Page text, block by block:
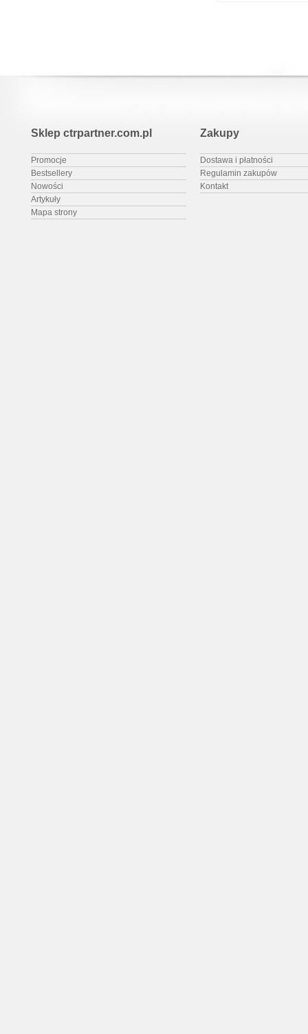
Sklep ctrpartner.com.pl
Promocje
Bestsellery
Nowości
Artykuły
Mapa strony
Zakupy
Dostawa i płatności
Regulamin zakupów
Kontakt